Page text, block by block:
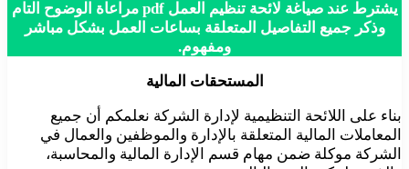
يشترط عند صياغة لائحة تنظيم العمل pdf مراعاة الوضوح التام
وذكر جميع التفاصيل المتعلقة بساعات العمل بشكل مباشر
ومفهوم.
المستحقات المالية
بناء على اللائحة التنظيمية لإدارة الشركة نعلمكم أن جميع
المعاملات المالية المتعلقة بالإدارة والموظفين والعمال في
الشركة موكلة ضمن مهام قسم الإدارة المالية والمحاسبة،